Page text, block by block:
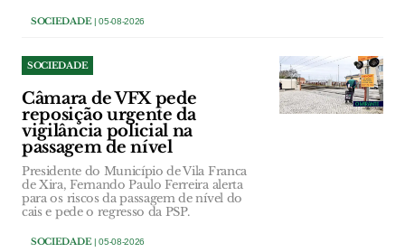
SOCIEDADE| 05-08-2026
SOCIEDADE
Câmara de VFX pede
reposição urgente da
vigilância policial na
passagem de nível
Presidente do Município de Vila Franca
de Xira, Fernando Paulo Ferreira alerta
para os riscos da passagem de nível do
cais e pede o regresso da PSP.
SOCIEDADE| 05-08-2026